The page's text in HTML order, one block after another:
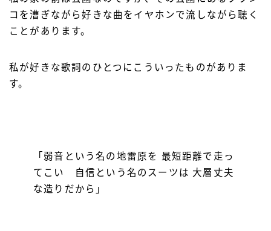
コを漕ぎながら好きな曲をイヤホンで流しながら聴く
ことがあります。
私が好きな歌詞のひとつにこういったものがありま
す。
「弱音という名の地雷原を 最短距離で走っ
てこい 自信という名のスーツは 大層丈夫
な造りだから」